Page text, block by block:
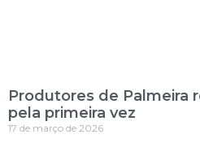
Produtores de Palmeira
pela primeira vez
17 de março de 2026